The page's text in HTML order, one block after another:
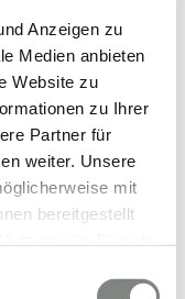
Anzeigen zu
Medien anbieten
Website zu
zu Ihrer
Partner für
weiter. Unsere
mit
bereitgestellt
nutzen.
Preissteigerungen
&